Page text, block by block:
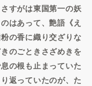
すがは東国第一の妖
はあって、艶語《え
の香に織り交ざりな
のごときさざめきを
の根も止まっていた
返っていたのが、た